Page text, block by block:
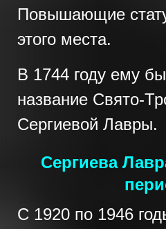
Повышающие
этого места.
В 1744 году ему
название Свято-
Сергиевой Лавры.
Сергиева
С 1920 по 1946